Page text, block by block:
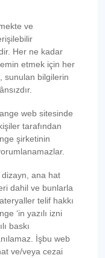
ve
Her ne kadar
etmek için her
sunulan bilgilerin
web sitesinde
tarafından
şirketinin
ana hat
dahil ve bunlarla
telif hakkı
‘in yazılı izni
baskı
İşbu web
ve/veya cezai